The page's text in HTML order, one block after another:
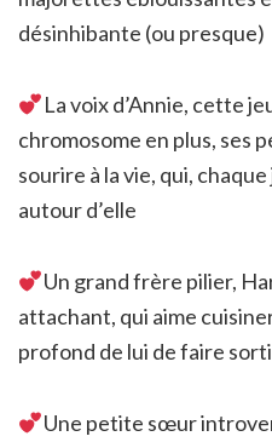
désinhibante (ou presque)
La voix d’Annie, cette
chromosome en plus, ses
sourire à la vie, qui,
autour d’elle
Un grand frère pilier,
attachant, qui aime
profond de lui de faire
Une petite sœur